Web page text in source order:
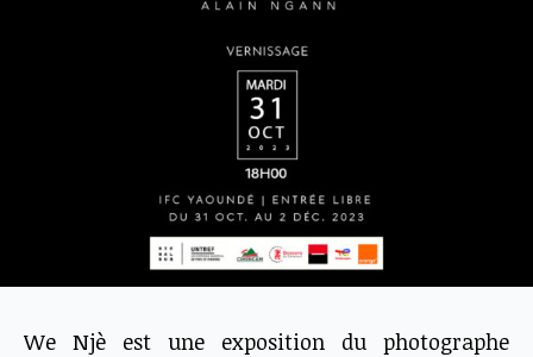
We Njè est une exposition du photographe